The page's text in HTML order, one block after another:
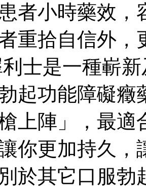
者小時藥效，
重拾自信外，
利士是一種嶄
起功能障礙癥
上陣」，最
你更加持久，
於其它口服